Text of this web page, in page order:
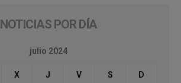
NOTICIAS POR DÍA
julio 2024
X J V S D